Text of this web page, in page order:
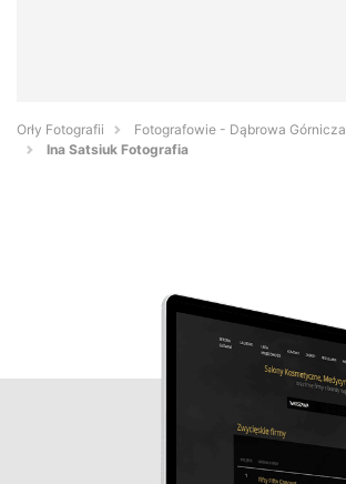
Orły Fotografii
Fotografowie - Dąbrowa Górnicza
Ina Satsiuk Fotografia